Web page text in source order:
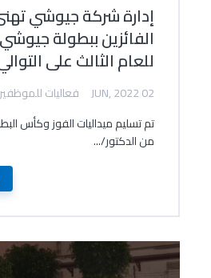
إدارة شركة جيوشي
الفائزين ببطولة
للعام الثالث على
02 JUN, 2022
فعاليات
تم تسليم ميداليات الفوز وكأس
من الدكتور/...